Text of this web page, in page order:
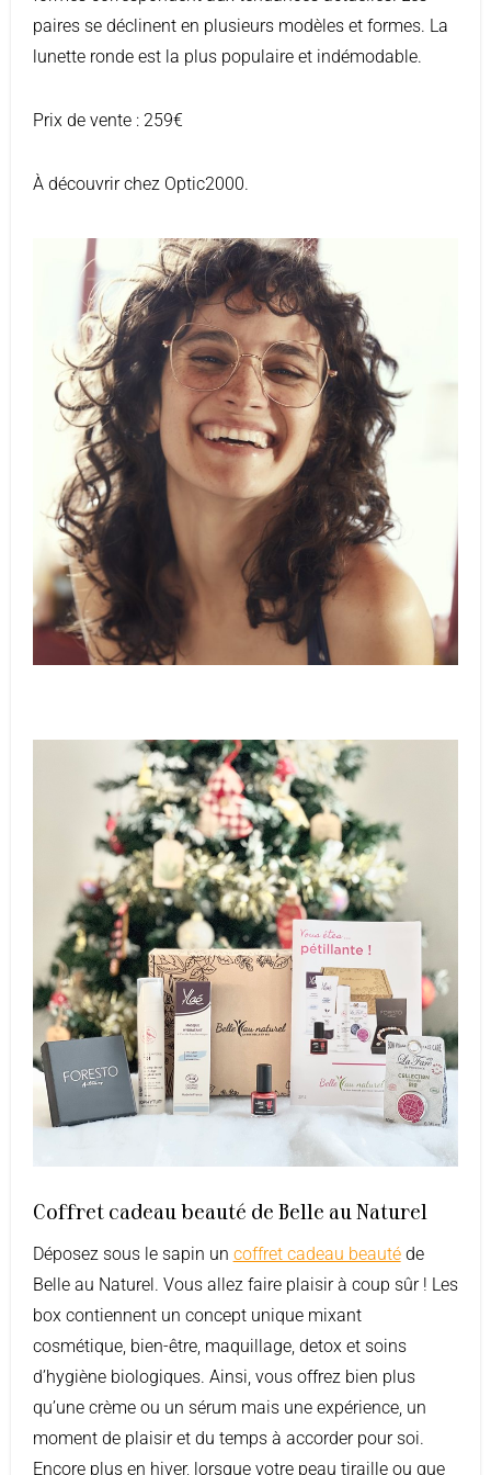
paires se déclinent en plusieurs modèles et formes. La
lunette ronde est la plus populaire et indémodable.
Prix de vente : 259€
À découvrir chez Optic2000.
Coffret cadeau beauté de Belle au Naturel
Déposez sous le sapin un coffret cadeau beautéde
Belle au Naturel. Vous allez faire plaisir à coup sûr ! Les
box contiennent un concept unique mixant
cosmétique, bien-être, maquillage, detox et soins
d’hygiène biologiques. Ainsi, vous offrez bien plus
qu’une crème ou un sérum mais une expérience, un
moment de plaisir et du temps à accorder pour soi.
Encore plus en hiver, lorsque votre peau tiraille ou que